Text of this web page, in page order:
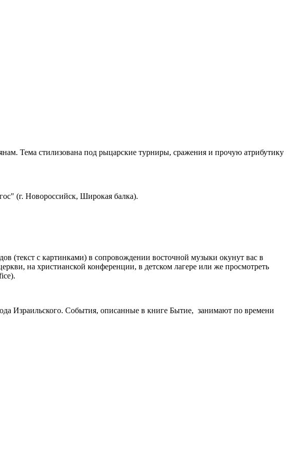
Тема стилизована под рыцарские турниры, сражения и прочую атрибутику
(г. Новороссийск, Широкая балка).
(текст с картинками) в сопровождении восточной музыки окунут вас в
на христианской конференции, в детском лагере или же просмотреть
Израильского. События, описанные в книге Бытие, занимают по времени